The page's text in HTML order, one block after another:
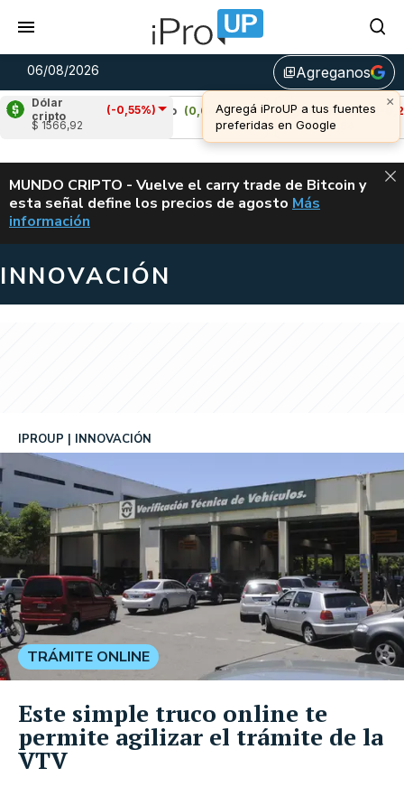
06/08/2026 library_addAgreganos
Dólar
cripto
(-0,55%)
$ 1566,92
Cardano (0,04%)
Avalanche (-0,27%)
u$s 6,64
ALERTA
MUNDO CRIPTO - Vuelve el carry trade de Bitcoin y
esta señal define los precios de agosto VUELVE EL
Más
información
INNOVACIÓN
IPROUP INNOVACIÓN
TRÁMITE ONLINE
Este simple truco online te
permite agilizar el trámite de la
VTV